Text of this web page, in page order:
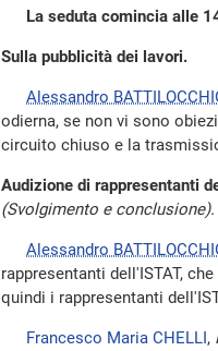
La seduta comincia alle
Sulla pubblicità dei lavori.
Alessandro
odierna, se non vi sono
circuito chiuso e la
Audizione di rappresentanti
(Svolgimento e conclusione).
Alessandro
rappresentanti dell'ISTAT,
quindi i rappresentanti
Francesco Maria CHELLI,